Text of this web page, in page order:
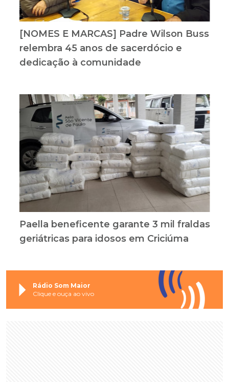
[NOMES E MARCAS] Padre Wilson Buss
relembra 45 anos de sacerdócio e
dedicação à comunidade
Paella beneficente garante 3 mil fraldas
geriátricas para idosos em Criciúma
Rádio Som Maior
Clique e ouça ao vivo